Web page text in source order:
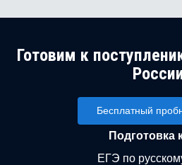
Готовим к
Бесплатный
Подготовка
ЕГЭ по